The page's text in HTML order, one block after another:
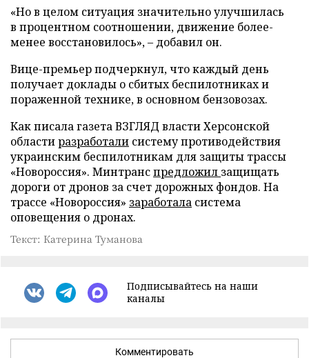
«Но в целом ситуация значительно улучшилась
в процентном соотношении, движение более-
менее восстановилось», – добавил он.
Вице-премьер подчеркнул, что каждый день
получает доклады о сбитых беспилотниках и
пораженной технике, в основном бензовозах.
Как писала газета ВЗГЛЯД власти Херсонской
областиразработали систему противодействия
украинским беспилотникам для защиты трассы
«Новороссия». Минтранспредложил защищать
дороги от дронов за счет дорожных фондов. На
трассе «Новороссия» заработала система
оповещения о дронах.
Текст: Катерина Туманова
Подписывайтесь на наши
каналы
Комментировать